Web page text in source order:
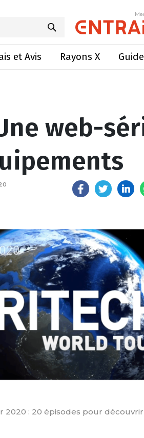
et Avis Rayons X
Une web-série sur les
web-
2020 : 20 épisodes pour